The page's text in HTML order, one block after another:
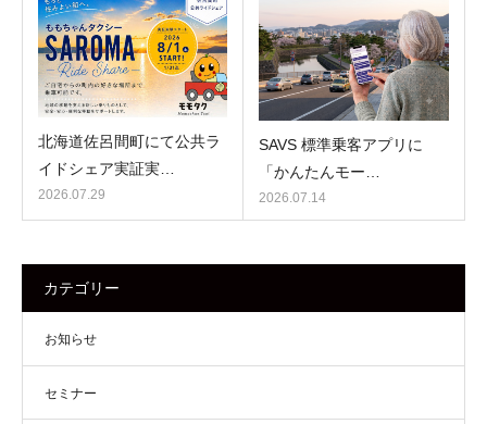
北海道佐呂間町にて公共ラ
イドシェア実証実…
2026.07.29
SAVS 標準乗客アプリに
「かんたんモー…
2026.07.14
カテゴリー
お知らせ
セミナー